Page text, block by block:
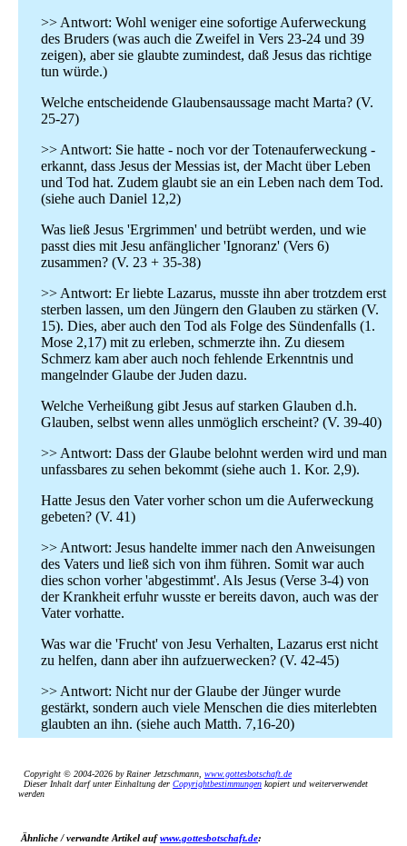
>> Antwort: Wohl weniger eine sofortige Auferweckung
des Bruders (was auch die Zweifel in Vers 23-24 und 39
zeigen), aber sie glaubte zumindest, daß Jesus das richtige
tun würde.)
Welche entscheidende Glaubensaussage macht Marta? (V.
25-27)
>> Antwort: Sie hatte - noch vor der Totenauferweckung -
erkannt, dass Jesus der Messias ist, der Macht über Leben
und Tod hat. Zudem glaubt sie an ein Leben nach dem Tod.
(siehe auch Daniel 12,2)
Was ließ Jesus 'Ergrimmen' und betrübt werden, und wie
passt dies mit Jesu anfänglicher 'Ignoranz' (Vers 6)
zusammen? (V. 23 + 35-38)
>> Antwort: Er liebte Lazarus, musste ihn aber trotzdem erst
sterben lassen, um den Jüngern den Glauben zu stärken (V.
15). Dies, aber auch den Tod als Folge des Sündenfalls (1.
Mose 2,17) mit zu erleben, schmerzte ihn. Zu diesem
Schmerz kam aber auch noch fehlende Erkenntnis und
mangelnder Glaube der Juden dazu.
Welche Verheißung gibt Jesus auf starken Glauben d.h.
Glauben, selbst wenn alles unmöglich erscheint? (V. 39-40)
>> Antwort: Dass der Glaube belohnt werden wird und man
unfassbares zu sehen bekommt (siehe auch 1. Kor. 2,9).
Hatte Jesus den Vater vorher schon um die Auferweckung
gebeten? (V. 41)
>> Antwort: Jesus handelte immer nach den Anweisungen
des Vaters und ließ sich von ihm führen. Somit war auch
dies schon vorher 'abgestimmt'. Als Jesus (Verse 3-4) von
der Krankheit erfuhr wusste er bereits davon, auch was der
Vater vorhatte.
Was war die 'Frucht' von Jesu Verhalten, Lazarus erst nicht
zu helfen, dann aber ihn aufzuerwecken? (V. 42-45)
>> Antwort: Nicht nur der Glaube der Jünger wurde
gestärkt, sondern auch viele Menschen die dies miterlebten
glaubten an ihn. (siehe auch Matth. 7,16-20)
Copyright © 2004-2026 by Rainer Jetzschmann, www.gottesbotschaft.de
Dieser Inhalt darf unter Einhaltung der Copyrightbestimmungen kopiert und weiterverwendet
werden
Ähnliche / verwandte Artikel aufwww.gottesbotschaft.de: